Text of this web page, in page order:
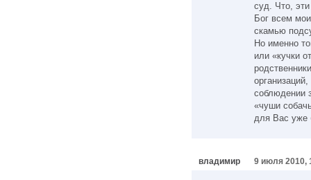
суд. Что,
Бог всем
скамью
Но именно
или «кучки
соблюдении
«чуши
для Вас уже
владимир 9 июля 2010,